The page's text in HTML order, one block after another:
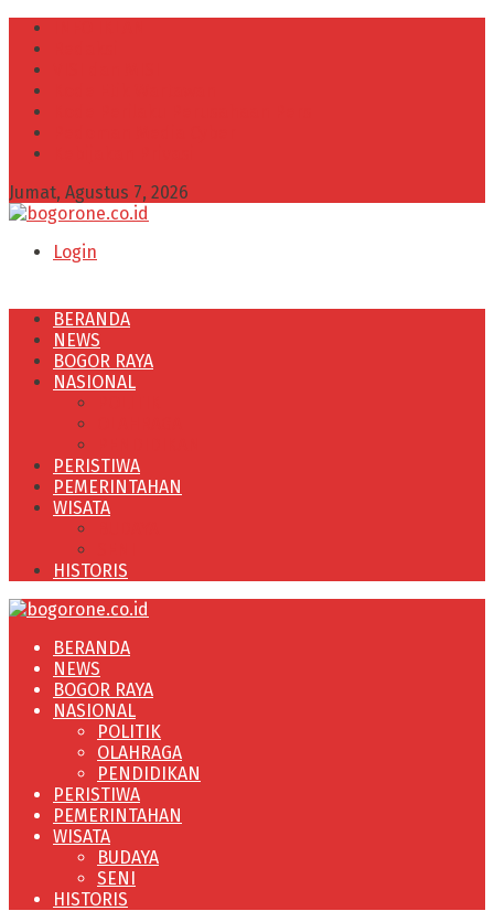
Jumat, Agustus 7, 2026
Login
BERANDA
NEWS
BOGOR RAYA
NASIONAL
PERISTIWA
PEMERINTAHAN
WISATA
HISTORIS
BERANDA
NEWS
BOGOR RAYA
NASIONAL
POLITIK
OLAHRAGA
PENDIDIKAN
PERISTIWA
PEMERINTAHAN
WISATA
BUDAYA
SENI
HISTORIS